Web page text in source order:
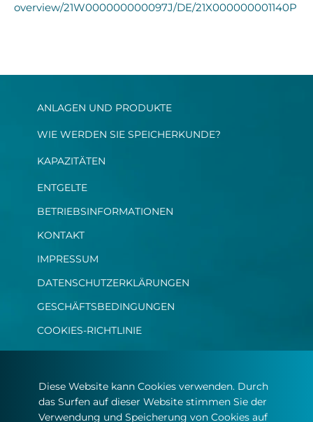
overview/21W000000000097J/DE/21X000000001140P
ANLAGEN UND PRODUKTE
WIE WERDEN SIE SPEICHERKUNDE?​
KAPAZITÄTEN
ENTGELTE
BETRIEBSINFORMATIONEN​
KONTAKT​
IMPRESSUM
DATENSCHUTZERKLÄRUNGEN
GESCHÄFTSBEDINGUNGEN
COOKIES-RICHTLINIE
Diese Website kann Cookies verwenden. Durch
das Surfen auf dieser Website stimmen Sie der
Verwendung und Speicherung von Cookies auf